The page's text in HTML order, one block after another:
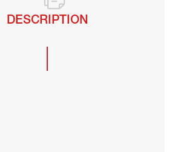
DESCRIPTION